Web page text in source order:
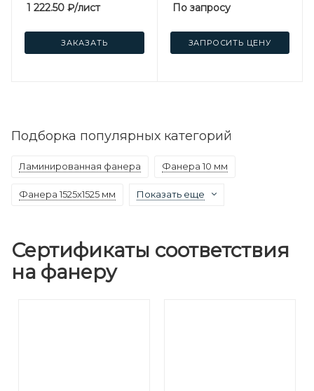
1 222.50 ₽/лист
ЗАКАЗАТЬ
По запросу
ЗАПРОСИТЬ ЦЕНУ
Подборка популярных категорий
Ламинированная фанера Фанера 10 мм
Фанера 1525х1525 мм Показать еще
Сертификаты соответствия
на фанеру